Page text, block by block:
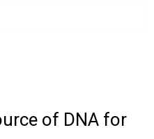
of DNA for